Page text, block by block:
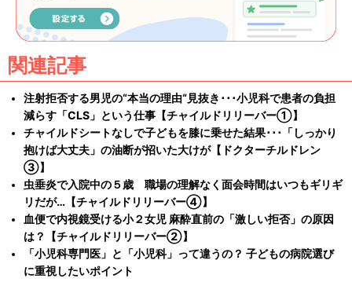
関連記事
注射拒否する男児の“本当の理由“見抜き･･･小児科で患者の負担
減らす「CLS」という仕事【チャイルドリリーバー①】
チャイルドシートなしで子どもを膝に乗せた結果･･･「しっかり
抱けば大丈夫」の油断が招いた大けが【ドクターチルドレン
③】
虫垂炎で入院中の５歳 職場の理解なく面会時間はいつもギリギ
リだが…【チャイルドリリーバー④】
血便で内視鏡受ける小２女児 麻酔直前の「激しい拒否」の原因
は？【チャイルドリリーバー②】
「小児科専門医」と「小児科」って違うの？ 子どもの病院選び
に重視したいポイント